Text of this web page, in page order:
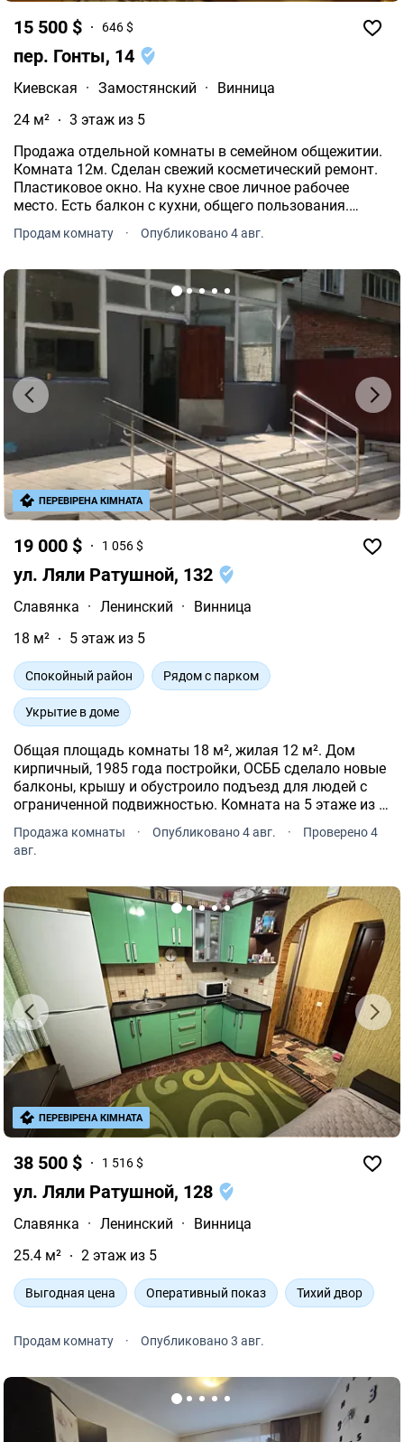
15 500 $ 646 $
пер. Гонты, 14
Киевская · Замостянский ·
Винница
24 м²
3 этаж из 5
Продажа отдельной комнаты в семейном общежитии.
Комната 12м. Сделан свежий косметический ремонт.
Пластиковое окно. На кухне свое личное рабочее
место. Есть балкон с кухни, общего пользования.
Остается вся мебель и техника.
Продам комнату · Опубликовано 4 авг.
19 000 $ 1 056 $
ул. Ляли Ратушной, 132
Славянка · Ленинский ·
Винница
18 м²
5 этаж из 5
Спокойный район Рядом с парком
Укрытие в доме
Общая площадь комнаты 18 м², жилая 12 м². Дом
кирпичный, 1985 года постройки, ОСББ сделало новые
балконы, крышу и обустроило подъезд для людей с
ограниченной подвижностью. Комната на 5 этаже из 5,
крашенный потолок.
Продажа комнаты · Опубликовано 4 авг. ·
Проверено 4
авг.
ПЕРЕВІРЕНА КІМНАТА
38 500 $ 1 516 $
ул. Ляли Ратушной, 128
Славянка · Ленинский ·
Винница
25.4 м²
2 этаж из 5
Выгодная цена Оперативный показ Тихий двор
Продам комнату · Опубликовано 3 авг.
ПЕРЕВІРЕНА КІМНАТА